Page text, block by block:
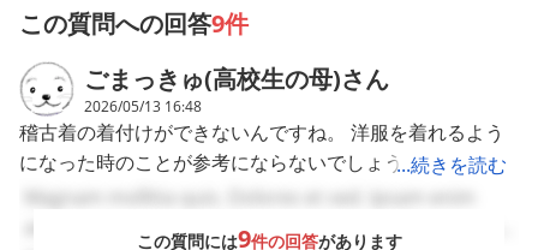
いのか、本やネット
で調べようとしてい
ますが、調べれば調
べるほど辛くなり、
ときには絶望して泣
いてしまいます。 障
害者枠の賃金額を見
ると、本当に自立で
きるのか不安で、友
人関係や人並みの娯
楽は諦めるべきなの
いので仕方なく全部
私が着させちゃって
はなるべく自分でや
一向に上手くなりま
せん。 何かよいトレ
ーニング方法はあり
この質問への回答9件
ごまっきゅ(高校生の母)さん
2026/05/13 16:48
稽古着の着付けができないんですね。 洋服を着れるよう
になった時のことが参考にならないでしょうか？ ぽぽさ
んが着付けをして、最後の一手だけをお子さんに任せる、
それができるようにたなったらもう一手だけ遡ってお子さ
...続きを読む
Magnam mollitia quis. Dolores et sed. Ipsam enim
adipisci. Accusamus dolor consequuntur. Eveniet quis
この質問には9件の回答があります